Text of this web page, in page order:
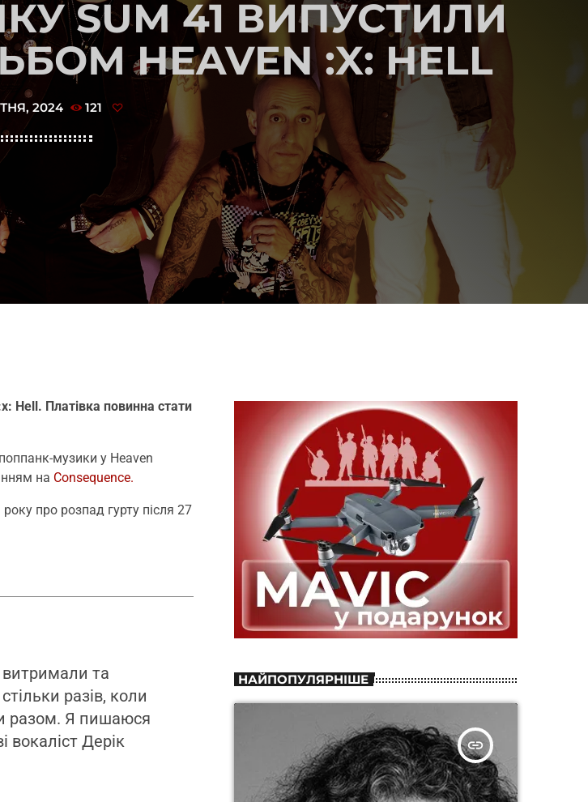
SUM 41 ВИПУСТИЛИ
HEAVEN :X: HELL
2024 121
Hell. Платівка повинна стати
музики у Heaven
на Consequence.
про розпад гурту після 27
витримали та
разів, коли
разом. Я пишаюся
вокаліст Дерік
НАЙПОПУЛЯРНІШЕ
insert_link